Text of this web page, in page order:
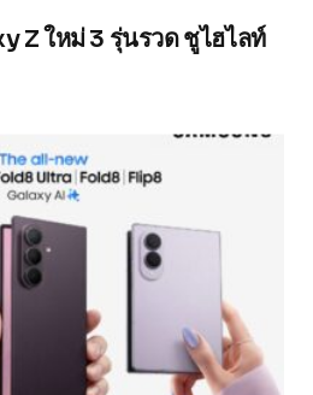
Z ใหม่ 3 รุ่นรวด ชูไฮไลท์